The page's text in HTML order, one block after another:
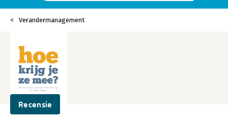
Verandermanagement
Recensie